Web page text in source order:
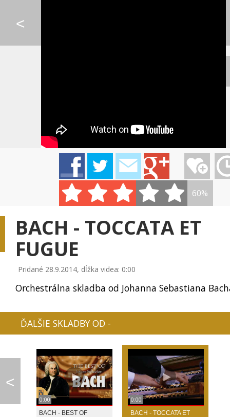
KATIE MELUA - FORGE...
0:08
TAYLOR SWIFT - BLAN... KATY PERRY - UNCOND... PIANO GUYS -
<
60%
BACH - TOCCATA ET
FUGUE
Pridané 28.9.2014, dĺžka videa: 0:00
Orchestrálna skladba od Johanna Sebastiana
ĎALŠIE SKLADBY OD -
<
0:00
BACH - BEST OF
0:00
BACH - TOCCATA ET